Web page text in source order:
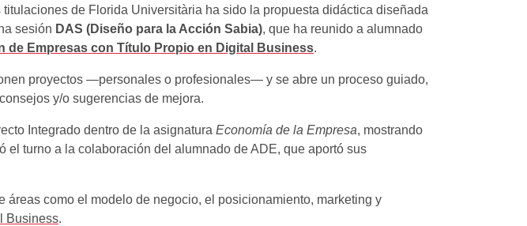
de Florida Universitària ha sido la propuesta didáctica diseñada
sesión DAS (Diseño para la Acción Sabia), que ha reunido a alumnado
de Empresas con Título Propio en Digital Business.
proyectos —personales o profesionales— y se abre un proceso guiado,
y/o sugerencias de mejora.
Integrado dentro de la asignatura Economía de la Empresa, mostrando
el turno a la colaboración del alumnado de ADE, que aportó sus
como el modelo de negocio, el posicionamiento, marketing y
Business.